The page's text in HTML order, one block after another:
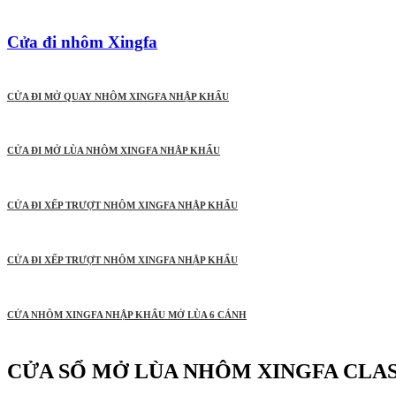
Cửa đi nhôm Xingfa
CỬA ĐI MỞ QUAY NHÔM XINGFA NHẬP KHẨU
CỬA ĐI MỞ LÙA NHÔM XINGFA NHẬP KHẨU
CỬA ĐI XẾP TRƯỢT NHÔM XINGFA NHẬP KHẨU
CỬA ĐI XẾP TRƯỢT NHÔM XINGFA NHẬP KHẨU
CỬA NHÔM XINGFA NHẬP KHẨU MỞ LÙA 6 CÁNH
CỬA SỔ MỞ LÙA NHÔM XINGFA